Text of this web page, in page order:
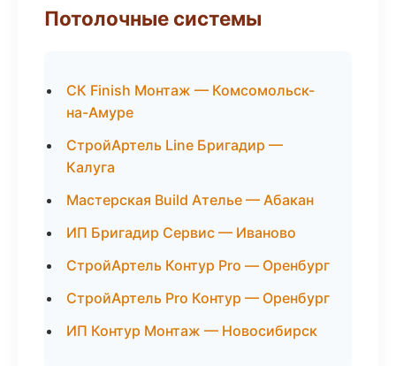
Потолочные системы
СК Finish Монтаж — Комсомольск-
на-Амуре
СтройАртель Line Бригадир —
Калуга
Мастерская Build Ателье — Абакан
ИП Бригадир Сервис — Иваново
СтройАртель Контур Pro — Оренбург
СтройАртель Pro Контур — Оренбург
ИП Контур Монтаж — Новосибирск